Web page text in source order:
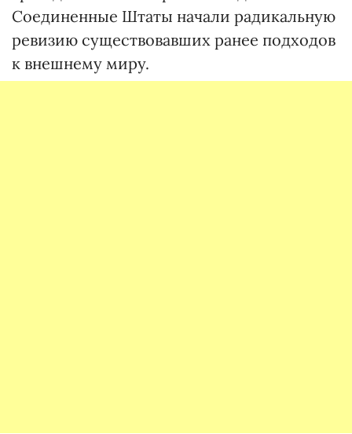
Соединенные Штаты начали радикальную
ревизию существовавших ранее подходов
к внешнему миру.